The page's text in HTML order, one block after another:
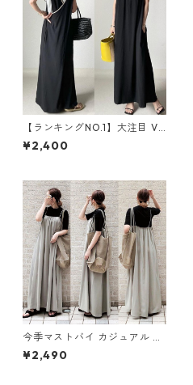
【ランキングNO.1】大注目 V
ネック ノースリーブ ワンピー
ス m-738
¥2,400
今季マストバイ カジュアル ゆ
ったりキャミワンピース m-4
65
¥2,490